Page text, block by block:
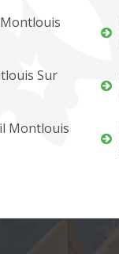
Montlouis
Sur
Montlouis